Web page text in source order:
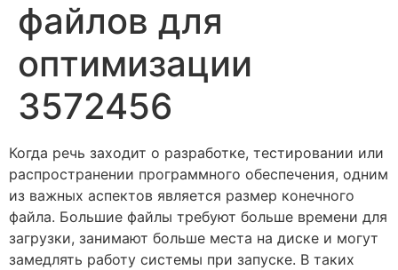
файлов для
оптимизации
3572456
Когда речь заходит о разработке, тестировании или
распространении программного обеспечения, одним
из важных аспектов является размер конечного
файла. Большие файлы требуют больше времени для
загрузки, занимают больше места на диске и могут
замедлять работу системы при запуске. В таких